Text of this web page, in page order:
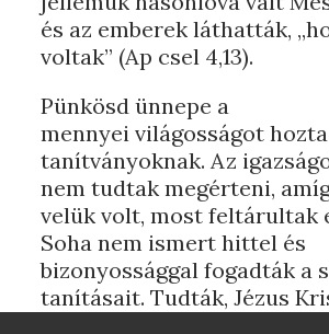
és az emberek láthatták,
voltak” (Ap csel 4,13).
Pünkösd ünnepe a
mennyei világosságot
tanítványoknak. Az
nem tudtak megérteni,
velük volt, most feltárultak
Soha nem ismert hittel és
bizonyossággal fogadták a
tanításait. Tudták, Jézus